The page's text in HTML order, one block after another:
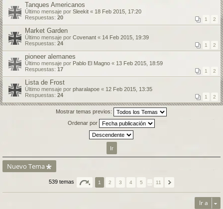
Tanques Americanos
Último mensaje por Sleekit « 18 Feb 2015, 17:20
Respuestas: 20 1 2
Market Garden
Último mensaje por Covenant « 14 Feb 2015, 19:39
Respuestas: 24 1 2
pioneer alemanes
Último mensaje por Pablo El Magno « 13 Feb 2015, 18:59
Respuestas: 17 1 2
Lista de Frost
Último mensaje por pharalapoe « 12 Feb 2015, 13:35
Respuestas: 24 1 2
Mostrar temas previos:
Ordenar por
Nuevo Tema
539 temas 1 2 3 4 5 11
Ir a